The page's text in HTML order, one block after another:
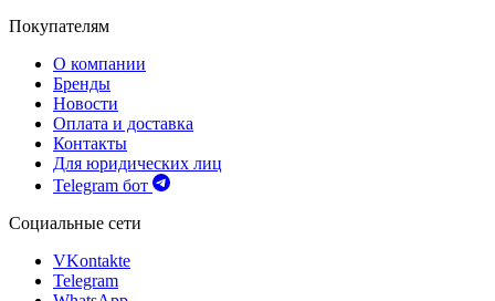
Покупателям
О компании
Бренды
Новости
Оплата и доставка
Контакты
Для юридических лиц
Telegram бот
Социальные сети
VKontakte
Telegram